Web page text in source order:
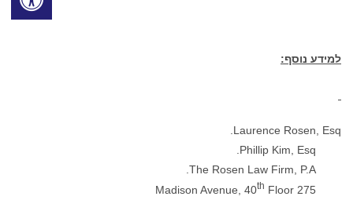
למידע נוסף:
Laurence Rosen, Esq.
th Floor